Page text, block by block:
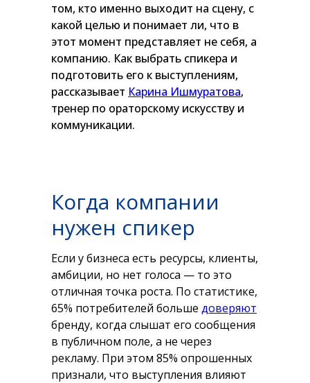
том, кто именно выходит на сцену, с
какой целью и понимает ли, что в
этот момент представляет не себя, а
компанию. Как выбрать спикера и
подготовить его к выступлениям,
рассказывает Карина Ишмуратова,
тренер по ораторскому искусству и
коммуникации.
Когда компании
нужен спикер
Если у бизнеса есть ресурсы, клиенты,
амбиции, но нет голоса — то это
отличная точка роста. По статистике,
65% потребителей больше доверяют
бренду, когда слышат его сообщения
в публичном поле, а не через
рекламу. При этом 85% опрошенных
признали, что выступления влияют